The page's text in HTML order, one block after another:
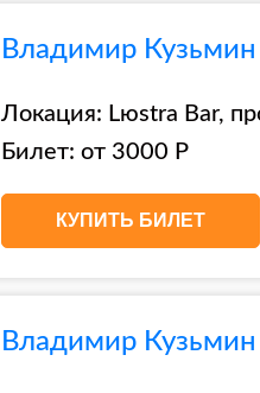
Владимир
Локация: Lюstra Bar,
Билет: от 3000 Р
КУПИТЬ БИЛЕТ
Владимир Кузьмин